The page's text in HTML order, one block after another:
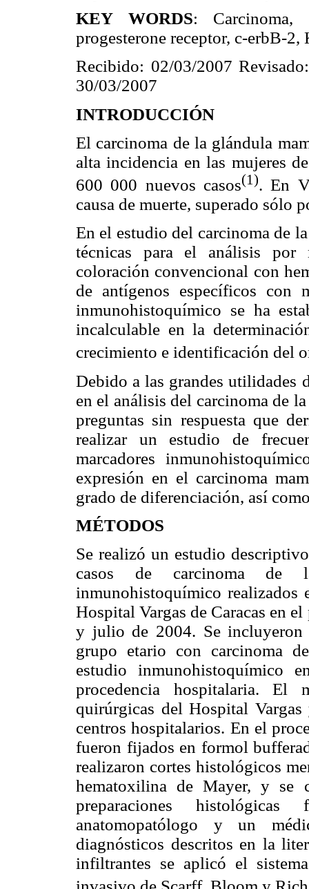
KEY WORDS: Carcinoma,
progesterone receptor, c-erbB-2,
Recibido: 02/03/2007
30/03/2007
INTRODUCCIÓN
El carcinoma de la glándula
alta incidencia en las mujeres
600 000 nuevos casos(1). En
causa de muerte, superado sólo
En el estudio del carcinoma de
técnicas para el análisis por
coloración convencional con
de antígenos específicos con
inmunohistoquímico se ha
incalculable en la
crecimiento e identificación del
Debido a las grandes utilidades
en el análisis del carcinoma de
preguntas sin respuesta que
realizar un estudio de
marcadores
expresión en el carcinoma
grado de diferenciación, así
MÉTODOS
Se realizó un estudio
casos de carcinoma de
inmunohistoquímico realizados
Hospital Vargas de Caracas en
y julio de 2004. Se incluyeron
grupo etario con carcinoma
estudio inmunohistoquímico
procedencia hospitalaria. El
quirúrgicas del Hospital
centros hospitalarios. En el
fueron fijados en formol
realizaron cortes histológicos
hematoxilina de Mayer, y se
preparaciones
anatomopatólogo y un
diagnósticos descritos en la
infiltrantes se aplicó el